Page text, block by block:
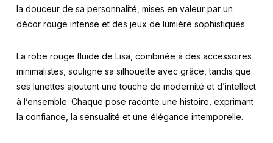
la douceur de sa personnalité, mises en valeur par un
décor rouge intense et des jeux de lumière sophistiqués.
La robe rouge fluide de Lisa, combinée à des accessoires
minimalistes, souligne sa silhouette avec grâce, tandis que
ses lunettes ajoutent une touche de modernité et d’intellect
à l’ensemble. Chaque pose raconte une histoire, exprimant
la confiance, la sensualité et une élégance intemporelle.